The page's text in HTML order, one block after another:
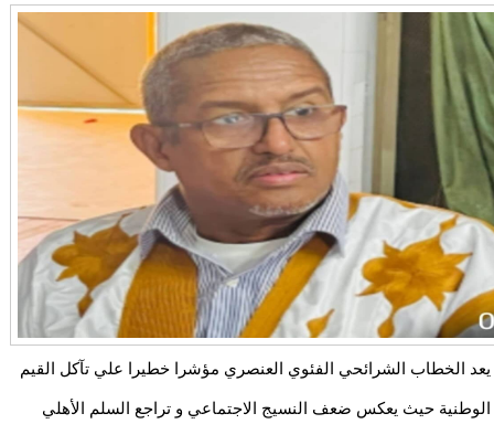
يعد الخطاب الشرائحي الفئوي العنصري مؤشرا خطيرا علي تآكل القيم
الوطنية حيث يعكس ضعف النسيج الاجتماعي و تراجع السلم الأهلي